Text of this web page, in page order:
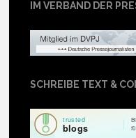
IM VERBAND DER
SCHREIBE TEXT &